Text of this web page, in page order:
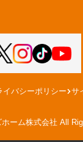
イバシーポリシー サ
ーム株式会社 All